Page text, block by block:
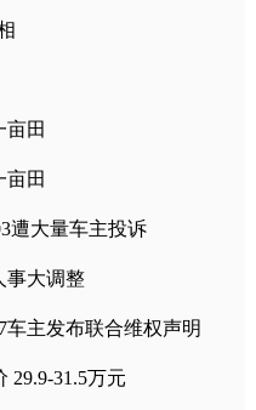
亩田
亩田
遭大量车主投诉
事大调整
主发布联合维权声明
29.9-31.5万元